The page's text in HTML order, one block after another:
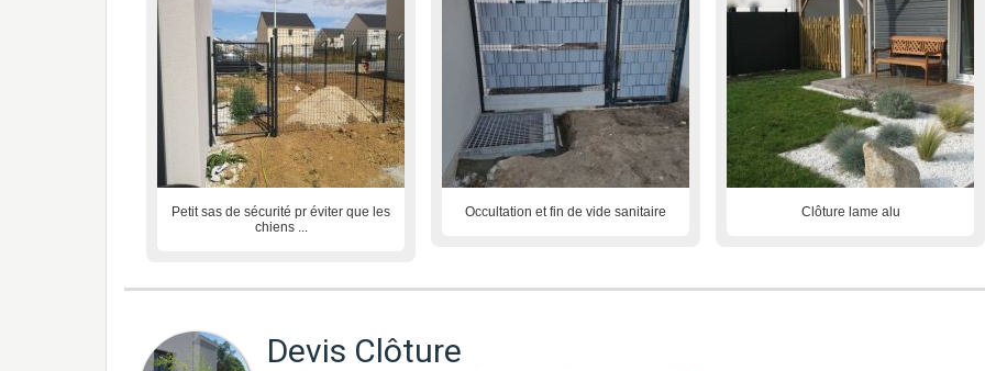
Petit sas de sécurité pr éviter que les
chiens ...
Occultation et fin de vide sanitaire Clôture lame alu
Devis Clôture